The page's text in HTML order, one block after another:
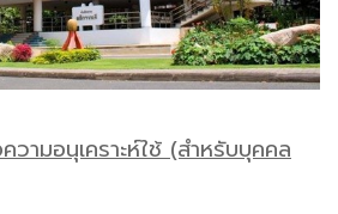
วามอนุเคราะห์ใช้ (สำหรับบุคคล